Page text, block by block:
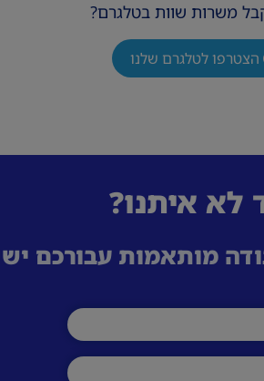
משרות שוות בטלגרם?
הצטרפו לטלגרם שלנו
לא איתנו?
מותאמות עבורכם